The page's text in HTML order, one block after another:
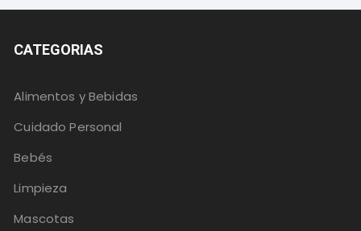
CATEGORIAS
Alimentos y Bebidas
Cuidado Personal
Bebés
Limpieza
Mascotas